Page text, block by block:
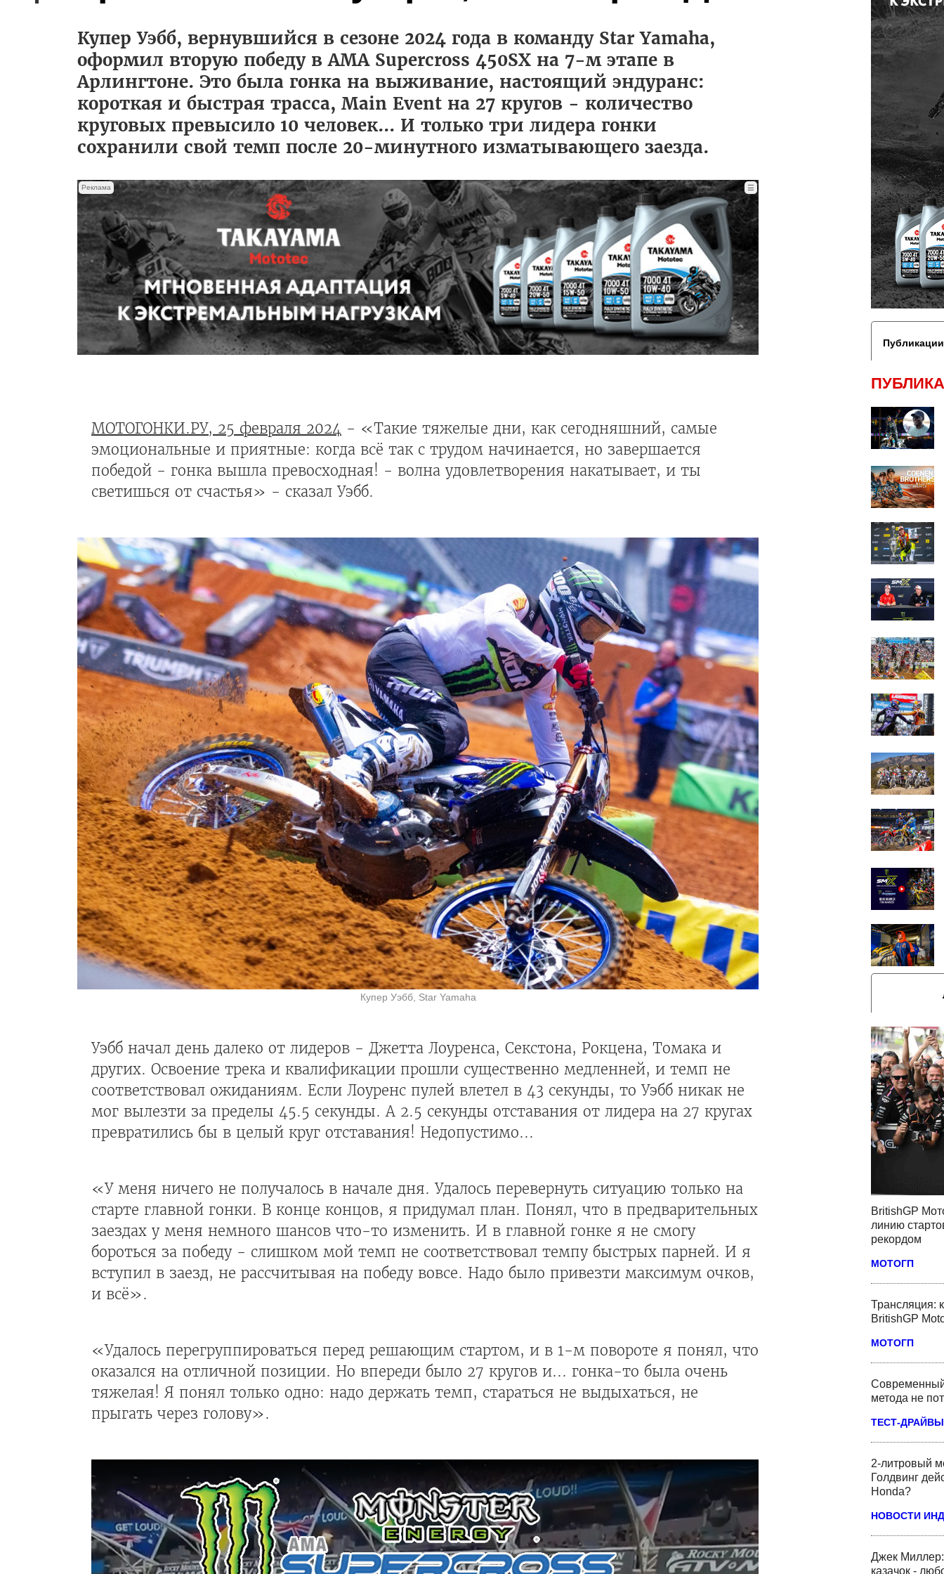
BritishGP
линию
рекордом
МОТОГП
Трансляция:
BritishGP
МОТОГП
Современный
метода не
ТЕСТ-ДРАЙВЫ
2-литровый
Голдвинг
Honda?
НОВОСТИ
Джек Миллер:
казачок -
Купер Уэбб, вернувшийся в сезоне 2024 года в команду Star Yamaha,
оформил вторую победу в AMA Supercross 450SX на 7-м этапе в
Арлингтоне. Это была гонка на выживание, настоящий эндуранс:
короткая и быстрая трасса, Main Event на 27 кругов - количество
круговых превысило 10 человек... И только три лидера гонки
сохранили свой темп после 20-минутного изматывающего заезда.
Реклама ☰
МОТОГОНКИ.РУ, 25 февраля 2024 - «Такие тяжелые дни, как сегодняшний, самые
эмоциональные и приятные: когда всё так с трудом начинается, но завершается
победой - гонка вышла превосходная! - волна удовлетворения накатывает, и ты
светишься от счастья» - сказал Уэбб.
Купер Уэбб, Star Yamaha
Уэбб начал день далеко от лидеров - Джетта Лоуренса, Секстона, Рокцена, Томака и
других. Освоение трека и квалификации прошли существенно медленней, и темп не
соответствовал ожиданиям. Если Лоуренс пулей влетел в 43 секунды, то Уэбб никак не
мог вылезти за пределы 45.5 секунды. А 2.5 секунды отставания от лидера на 27 кругах
превратились бы в целый круг отставания! Недопустимо...
«У меня ничего не получалось в начале дня. Удалось перевернуть ситуацию только на
старте главной гонки. В конце концов, я придумал план. Понял, что в предварительных
заездах у меня немного шансов что-то изменить. И в главной гонке я не смогу
бороться за победу - слишком мой темп не соответствовал темпу быстрых парней. И я
вступил в заезд, не рассчитывая на победу вовсе. Надо было привезти максимум очков,
и всё».
«Удалось перегруппироваться перед решающим стартом, и в 1-м повороте я понял, что
оказался на отличной позиции. Но впереди было 27 кругов и... гонка-то была очень
тяжелая! Я понял только одно: надо держать темп, стараться не выдыхаться, не
прыгать через голову».